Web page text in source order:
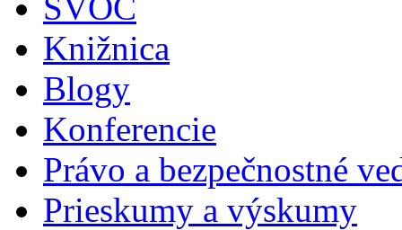
Knižnica
Blogy
Konferencie
Právo a bezpečnostné
Prieskumy a výskumy